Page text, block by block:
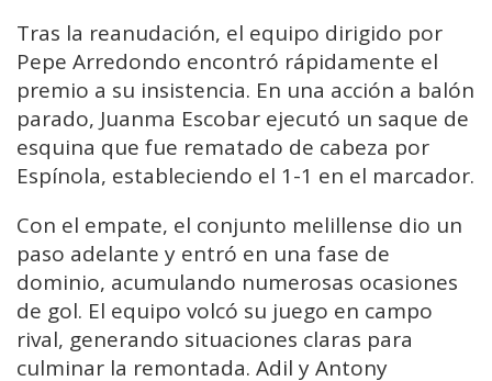
Tras la reanudación, el equipo dirigido por
Pepe Arredondo encontró rápidamente el
premio a su insistencia. En una acción a balón
parado, Juanma Escobar ejecutó un saque de
esquina que fue rematado de cabeza por
Espínola, estableciendo el 1-1 en el marcador.
Con el empate, el conjunto melillense dio un
paso adelante y entró en una fase de
dominio, acumulando numerosas ocasiones
de gol. El equipo volcó su juego en campo
rival, generando situaciones claras para
culminar la remontada. Adil y Antony